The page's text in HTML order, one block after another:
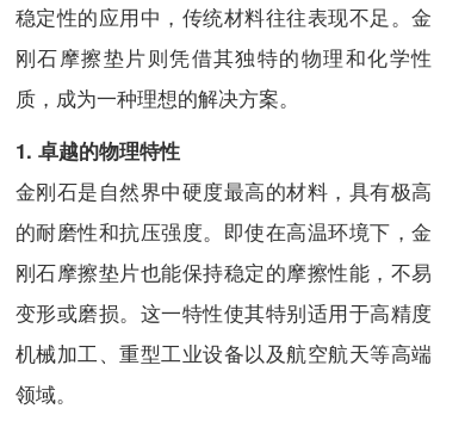
稳定性的应用中，传统材料往往表现不足。金
刚石摩擦垫片则凭借其独特的物理和化学性
质，成为一种理想的解决方案。
1. 卓越的物理特性
金刚石是自然界中硬度最高的材料，具有极高
的耐磨性和抗压强度。即使在高温环境下，金
刚石摩擦垫片也能保持稳定的摩擦性能，不易
变形或磨损。这一特性使其特别适用于高精度
机械加工、重型工业设备以及航空航天等高端
领域。